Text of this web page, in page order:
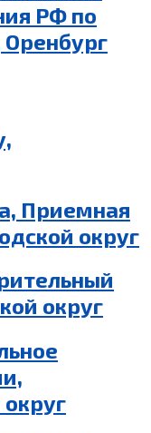
РФ по
Оренбург
Приемная
округ
округ